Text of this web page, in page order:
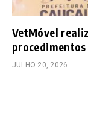
VetMóvel
JULHO 20, 2026